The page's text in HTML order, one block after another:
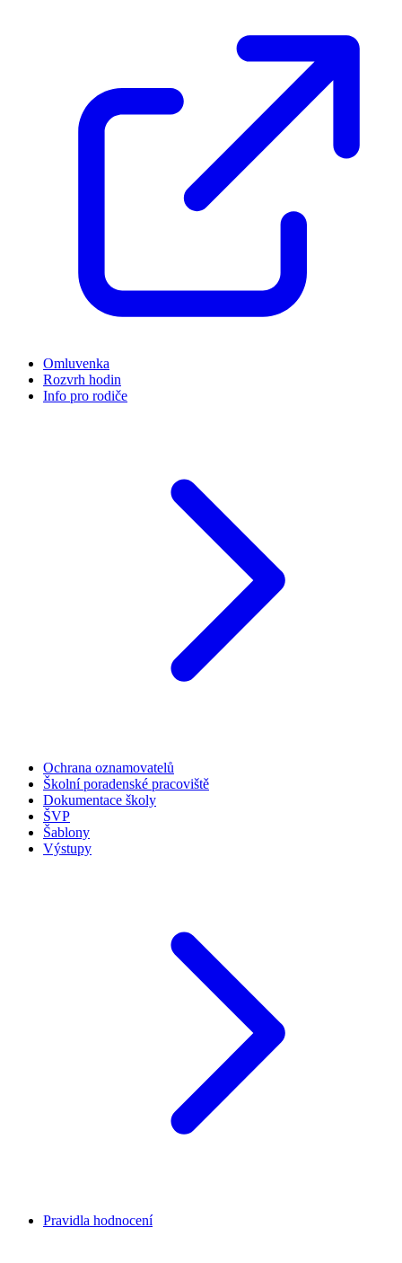
Omluvenka
Rozvrh hodin
Info pro rodiče
Ochrana oznamovatelů
Školní poradenské pracoviště
Dokumentace školy
ŠVP
Šablony
Výstupy
Pravidla hodnocení